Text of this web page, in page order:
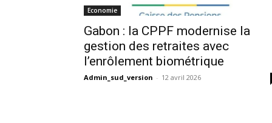
Economie
Gabon : la CPPF modernise la
gestion des retraites avec
l’enrôlement biométrique
Admin_sud_version - 12 avril 2026